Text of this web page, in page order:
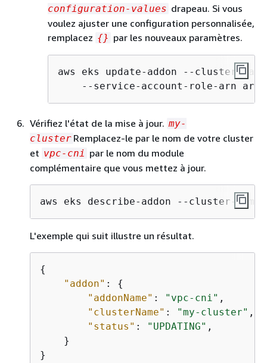
configuration-values drapeau. Si vous
voulez ajuster une configuration personnalisée,
remplacez {} par les nouveaux paramètres.
aws eks update-addon --cluster-
--service-account-role-arn
Vérifiez l'état de la mise à jour. my-
cluster Remplacez-le par le nom de votre cluster
et vpc-cni par le nom du module
complémentaire que vous mettez à jour.
aws eks describe-addon --cluster-
L'exemple qui suit illustre un résultat.
{
"addon" : {
"addonName" : "vpc-cni" ,
"clusterName" : "my-cluster" ,
"status" : "UPDATING" ,
    }
}